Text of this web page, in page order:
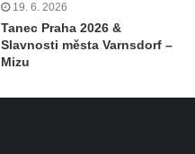
19. 6. 2026
Tanec Praha 2026 &
Slavnosti města Varnsdorf –
Mizu